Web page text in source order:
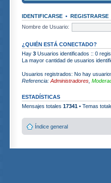
IDENTIFICARSE • REGISTRARSE
Nombre de Usuario:
¿QUIÉN ESTÁ CONECTADO?
Hay 3 Usuarios identificados :: 0
La mayor cantidad de usuarios
Usuarios registrados: No hay
Referencia: Administradores
ESTADÍSTICAS
Mensajes totales 17341 • Temas
Índice general